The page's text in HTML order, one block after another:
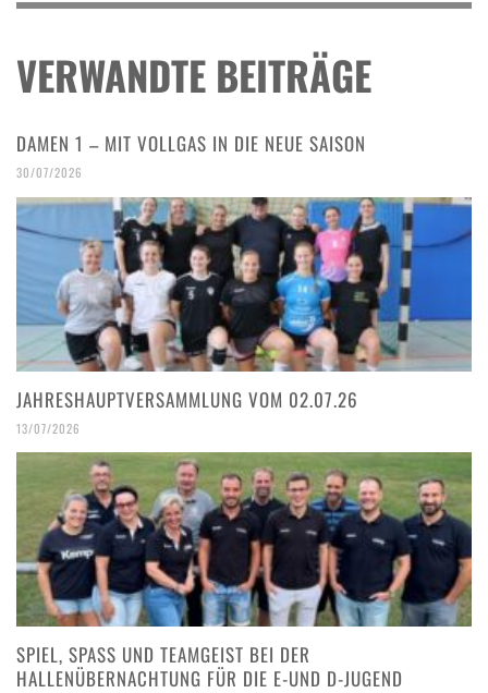
VERWANDTE BEITRÄGE
DAMEN 1 – MIT VOLLGAS IN DIE NEUE SAISON
30/07/2026
JAHRESHAUPTVERSAMMLUNG VOM 02.07.26
13/07/2026
SPIEL, SPASS UND TEAMGEIST BEI DER H
ALLENÜBERNACHTUNG FÜR DIE E-UND D-JUGEND